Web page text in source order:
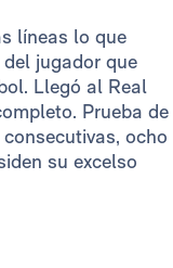
líneas lo que
jugador que
Llegó al Real
Prueba de
consecutivas, ocho
su excelso